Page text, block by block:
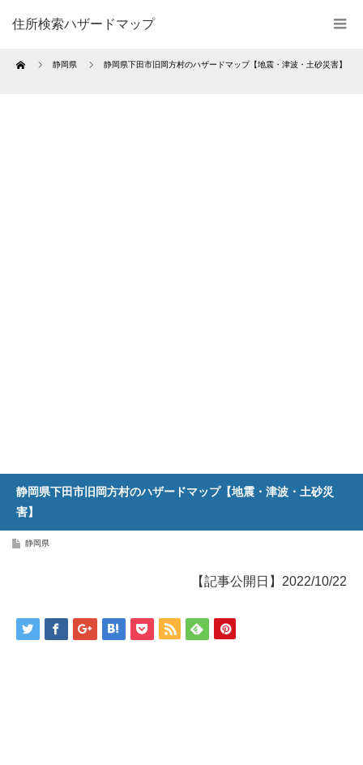
住所検索ハザードマップ
Home 静岡県 静岡県下田市旧岡方村のハザードマップ【地震・津波・土砂災害】
静岡県下田市旧岡方村のハザードマップ【地震・津波・土砂災
害】
静岡県
【記事公開日】2022/10/22